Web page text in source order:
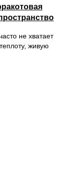
не хватает
живую